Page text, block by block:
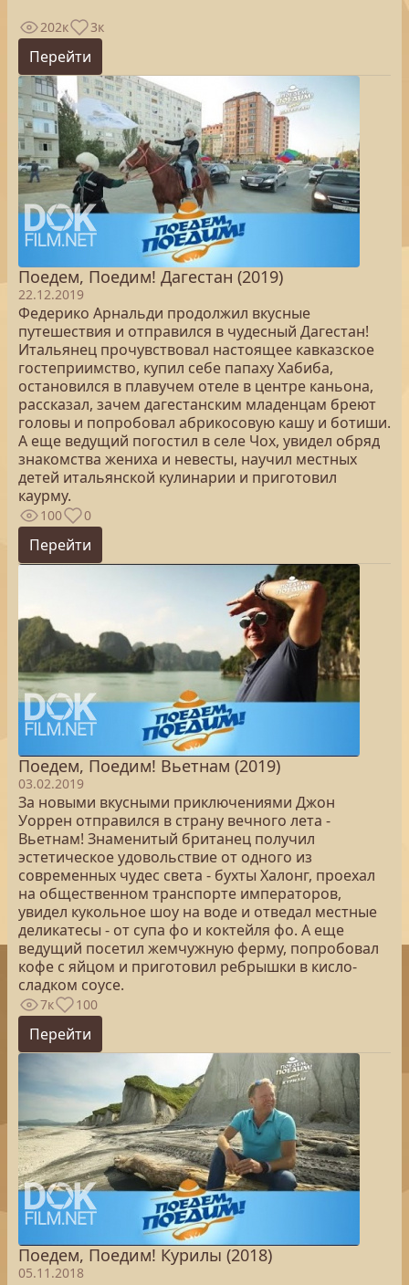
202к 3к
Перейти
Поедем, Поедим! Дагестан (2019)
22.12.2019
Федерико Арнальди продолжил вкусные
путешествия и отправился в чудесный Дагестан!
Итальянец прочувствовал настоящее кавказское
гостеприимство, купил себе папаху Хабиба,
остановился в плавучем отеле в центре каньона,
рассказал, зачем дагестанским младенцам бреют
головы и попробовал абрикосовую кашу и ботиши.
А еще ведущий погостил в селе Чох, увидел обряд
знакомства жениха и невесты, научил местных
детей итальянской кулинарии и приготовил
каурму.
100 0
Перейти
Поедем, Поедим! Вьетнам (2019)
03.02.2019
За новыми вкусными приключениями Джон
Уоррен отправился в страну вечного лета -
Вьетнам! Знаменитый британец получил
эстетическое удовольствие от одного из
современных чудес света - бухты Халонг, проехал
на общественном транспорте императоров,
увидел кукольное шоу на воде и отведал местные
деликатесы - от супа фо и коктейля фо. А еще
ведущий посетил жемчужную ферму, попробовал
кофе с яйцом и приготовил ребрышки в кисло-
сладком соусе.
7к 100
Перейти
Поедем, Поедим! Курилы (2018)
05.11.2018